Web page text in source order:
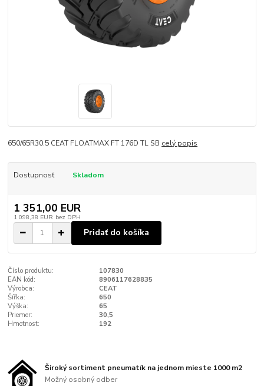
650/65R30.5 CEAT FLOATMAX FT 176D TL SB celý popis
Dostupnosť Skladom
1 351,00 EUR
1 098,38 EUR bez DPH
Pridať do košíka
Číslo produktu:
107830
EAN kód:
8906117628835
Výrobca:
CEAT
Šířka:
650
Výška:
65
Priemer:
30,5
Hmotnost:
192
Široký sortiment pneumatík na jednom mieste 1000 m2
Možný osobný odber